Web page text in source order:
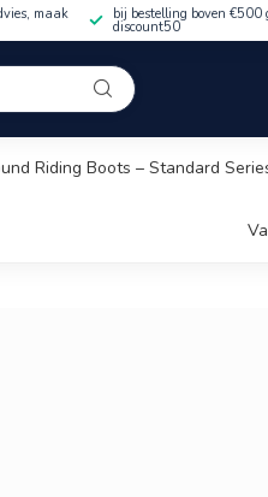
maak bij bestelling boven €500
discount50
Riding Boots – Standard